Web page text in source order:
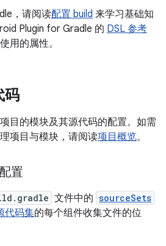
，请阅读配置 build 来学习基础知
Plugin for Gradle 的 DSL 参考
用的属性。
码
目的模块及其源代码的配置。如需
项目与模块，请阅读项目概览。
置
文件中的 sourceSets
代码集的每个组件收集文件的位